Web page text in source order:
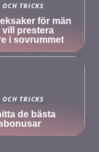
OCH TRICKS
för män
vill prestera
i sovrummet
OCH TRICKS
de bästa